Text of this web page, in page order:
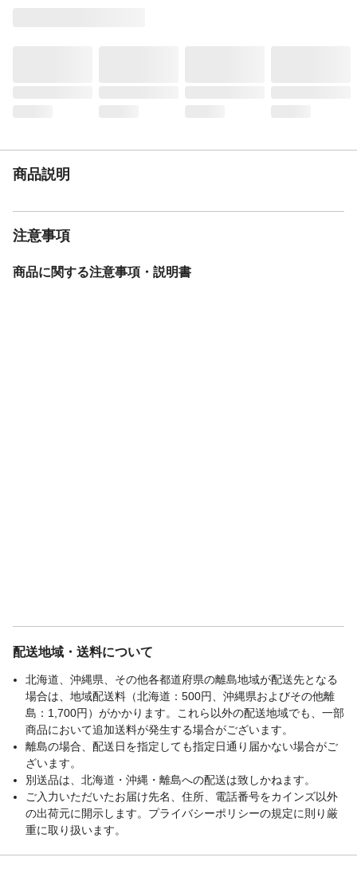
商品説明
注意事項
商品に関する注意事項・説明書
配送地域・送料について
北海道、沖縄県、その他各都道府県の離島地域が配送先となる
場合は、地域配送料（北海道：500円、沖縄県およびその他離
島：1,700円）がかかります。これら以外の配送地域でも、一部
商品において追加送料が発生する場合がございます。
離島の場合、配送日を指定しても指定日通り届かない場合がご
ざいます。
別送品は、北海道・沖縄・離島への配送は致しかねます。
ご入力いただいたお届け先名、住所、電話番号をカインズ以外
の出荷元に開示します。プライバシーポリシーの規定に則り厳
重に取り扱います。